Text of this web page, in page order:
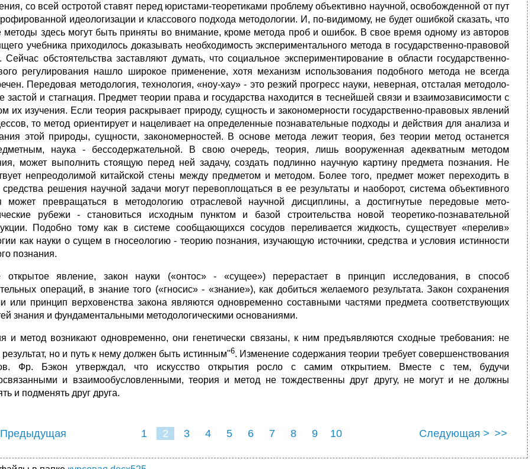
со всей остротой ставят перед юристами-теоретиками проблему объективно науч­ной, освобожденной от пут
идеологизации и классового подхода методологии. И, по-видимому, не будет ошиб­кой сказать, что
здесь могут быть приняты во вни­мание, кроме метода проб и ошибок. В свое время одному из ав­торов
учебника приходилось доказывать необходи­мость экспериментального метода в государственно-правовой
Сейчас обстоятельства заставляют думать, что социальное экспериментирование в области государственно-
регули­рования нашло широкое применение, хотя механизм использова­ния подобного метода не всегда
Передовая методология, технология, «ноу-хау» - это резкий прогресс науки, неверная, отсталая методоло­
застой и стагнация. Предмет теории права и государства находится в теснейшей связи и взаимозависимости с
их изучения. Если теория раскрывает природу, сущность и законо­мерности государственно-правовых явлений
то метод ориентирует и нацеливает на определенные познавательные подходы и действия для анализа и
этой природы, сущности, закономерностей. В основе метода лежит теория, без теории метод останется
наука - бессодержательной. В свою очередь, теория, лишь вооруженная адекватным методом
может выполнить стоящую перед ней задачу, создать подлинно научную картину предмета познания. Не
не­преодолимой китайской стены между предметом и методом. Более того, предмет может переходить в
средства решения науч­ной задачи могут перевоплощаться в ее результаты и наоборот, система объективного
может превращаться в методологию отраслевой научной дисциплины, а достигнутые передовые мето­
рубежи - становиться исходным пунктом и базой строительства новой теоретико-познавательной
По­добно тому как в системе сообщающихся сосудов переливается жидкость, существует «перелив»
как науки о сущем в гносеологию - теорию познания, изучающую источники, сред­ства и условия истинности
познания.
открытое явление, закон науки («онтос» - «сущее») перерастает в принцип исследования, в способ
опе­раций, в знание того («гносис» - «знание»), как добиться жела­емого результата. Закон сохранения
или принцип верхо­венства закона являются одновременно составными частями пред­мета соответствующих
знания и фундаментальными ме­тодологическими основаниями.
и метод возникают одновременно, они генетически свя­заны, к ним предъявляются сходные требования: не
ре­зультат, но и путь к нему должен быть истинным"6. Изменение со­держания теории требует совершенствования
Фр. Бэкон утверждал, что искусство открытия росло с самим открытием. Вместе с тем, будучи
и взаимообусловленны­ми, теория и метод не тождественны друг другу, не могут и не должны
и подменять друг друга.
1 2 3 4 5 6 7 8 9 10 Следующая > >>